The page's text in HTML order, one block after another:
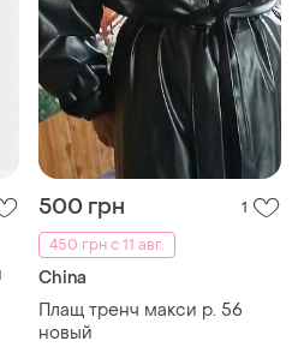
500 грн
1
450 грн с 11 авг.
China
Плащ тренч макси р. 56
новый